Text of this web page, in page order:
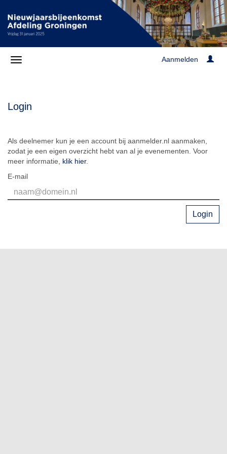
Aanmelden
Login
Als deelnemer kun je een account bij aanmelder.nl aanmaken,
zodat je een eigen overzicht hebt van al je evenementen. Voor
meer informatie, klik hier.
E-mail
Login